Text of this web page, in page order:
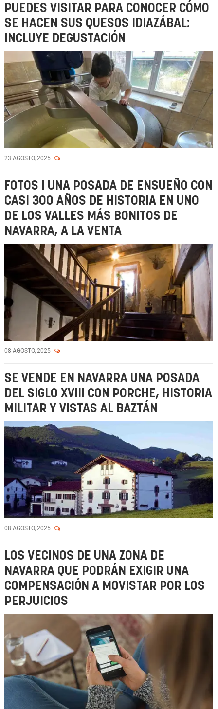
PUEDES VISITAR PARA CONOCER CÓMO
SE HACEN SUS QUESOS IDIAZÁBAL:
INCLUYE DEGUSTACIÓN
23 AGOSTO, 2025
FOTOS | UNA POSADA DE ENSUEÑO CON
CASI 300 AÑOS DE HISTORIA EN UNO
DE LOS VALLES MÁS BONITOS DE
NAVARRA, A LA VENTA
08 AGOSTO, 2025
SE VENDE EN NAVARRA UNA POSADA
DEL SIGLO XVIII CON PORCHE, HISTORIA
MILITAR Y VISTAS AL BAZTÁN
08 AGOSTO, 2025
LOS VECINOS DE UNA ZONA DE
NAVARRA QUE PODRÁN EXIGIR UNA
COMPENSACIÓN A MOVISTAR POR LOS
PERJUICIOS